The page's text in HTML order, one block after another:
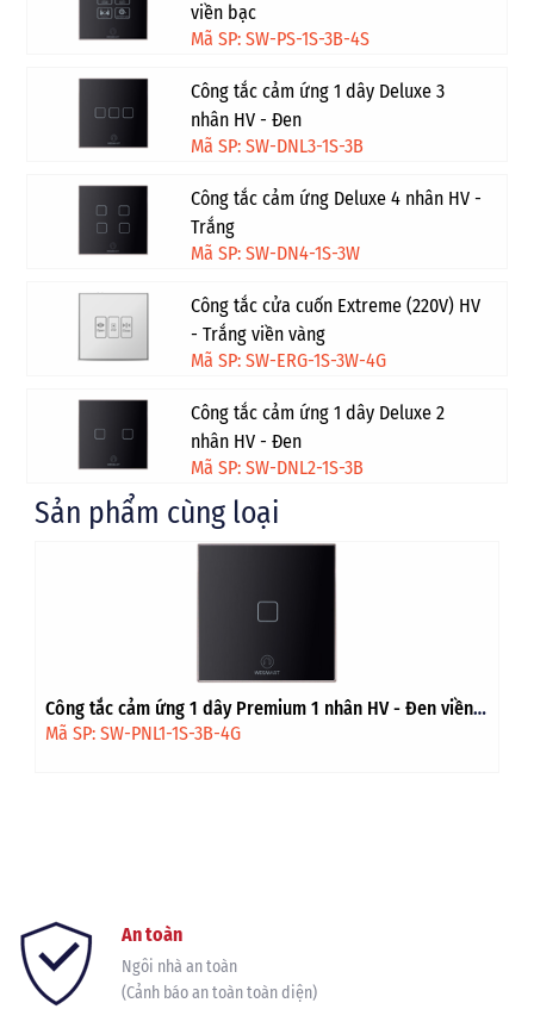
viền bạc
Mã SP: SW-PS-1S-3B-4S
Công tắc cảm ứng 1 dây Deluxe 3
nhân HV - Đen
Mã SP: SW-DNL3-1S-3B
Công tắc cảm ứng Deluxe 4 nhân HV -
Trắng
Mã SP: SW-DN4-1S-3W
Công tắc cửa cuốn Extreme (220V) HV
- Trắng viền vàng
Mã SP: SW-ERG-1S-3W-4G
Công tắc cảm ứng 1 dây Deluxe 2
nhân HV - Đen
Mã SP: SW-DNL2-1S-3B
Sản phẩm cùng loại
Công tắc cảm ứng 1 dây Premium 1 nhân HV - Đen viền
vàng
Mã SP: SW-PNL1-1S-3B-4G
An toàn
Ngôi nhà an toàn
(Cảnh báo an toàn toàn diện)